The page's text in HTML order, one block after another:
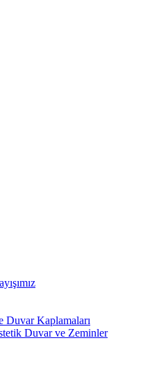
Duvar Kaplamaları
Duvar ve Zeminler